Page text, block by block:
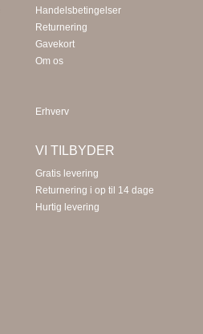
Handelsbetingelser
Returnering
Gavekort
Om os
Erhverv
VI TILBYDER
Gratis levering
Returnering i op til 14 dage
Hurtig levering